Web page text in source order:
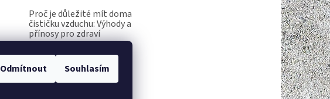
Odmítnout Souhlasím
Proč je důležité mít doma
čističku vzduchu: Výhody a
přínosy pro zdraví